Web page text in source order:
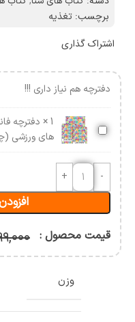
برچسب: تغذیه
اشتراک گذاری
دفترچه هم نیاز داری !!!
دفترچه
فانتزی
طرح
آیکون
های
جلدی)
1
× دفترچه
های ورزشی
قیمت محصول :
وزن